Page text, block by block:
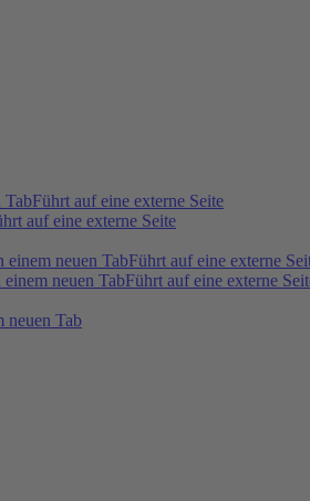
TabFührt auf eine externe Seite
auf eine externe Seite
einem neuen TabFührt auf eine externe
neuen TabFührt auf eine externe
neuen Tab